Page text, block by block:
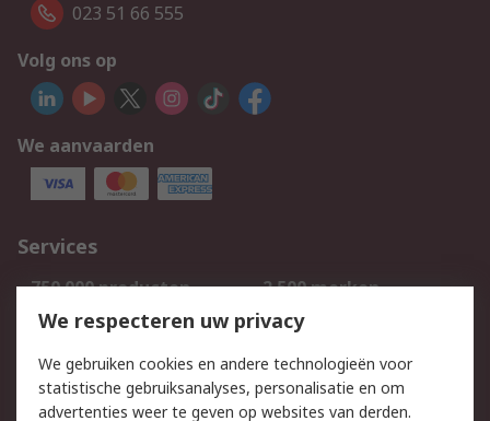
023 51 66 555
Volg ons op
We aanvaarden
Services
750.000 producten
2.500 merken
Bestellen
Inkoopoplossingen
Track & Trace
We respecteren uw privacy
We gebruiken cookies en andere technologieën voor
statistische gebruiksanalyses, personalisatie en om
advertenties weer te geven op websites van derden.